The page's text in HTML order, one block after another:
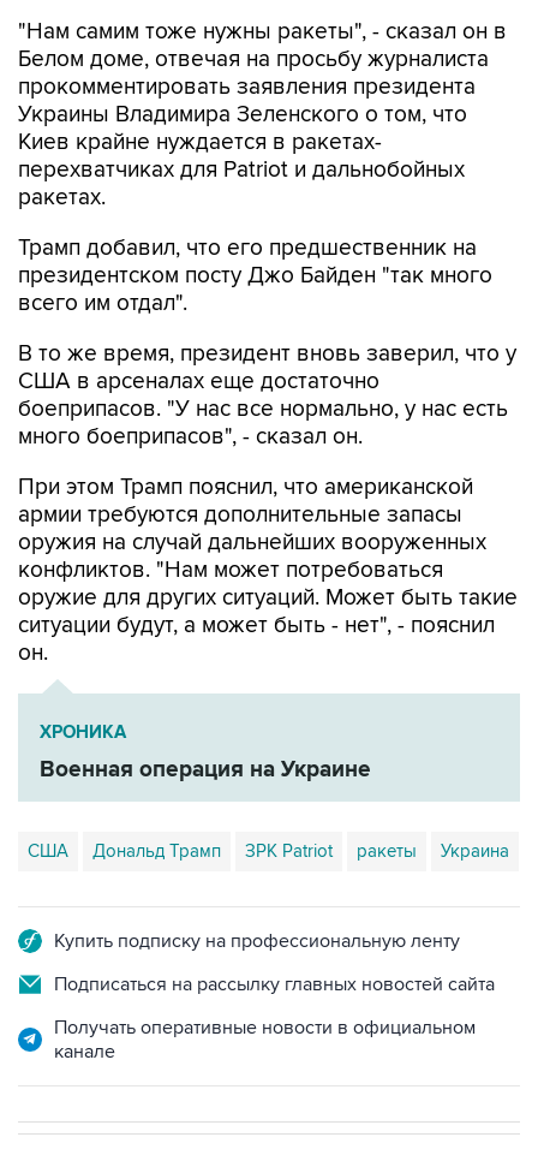
"Нам самим тоже нужны ракеты", - сказал он в
Белом доме, отвечая на просьбу журналиста
прокомментировать заявления президента
Украины Владимира Зеленского о том, что
Киев крайне нуждается в ракетах-
перехватчиках для Patriot и дальнобойных
ракетах.
Трамп добавил, что его предшественник на
президентском посту Джо Байден "так много
всего им отдал".
В то же время, президент вновь заверил, что у
США в арсеналах еще достаточно
боеприпасов. "У нас все нормально, у нас есть
много боеприпасов", - сказал он.
При этом Трамп пояснил, что американской
армии требуются дополнительные запасы
оружия на случай дальнейших вооруженных
конфликтов. "Нам может потребоваться
оружие для других ситуаций. Может быть такие
ситуации будут, а может быть - нет", - пояснил
он.
ХРОНИКА
Военная операция на Украине
США Дональд Трамп ЗРК Patriot ракеты Украина
Купить подписку на профессиональную ленту
Подписаться на рассылку главных новостей сайта
Получать оперативные новости в официальном
канале